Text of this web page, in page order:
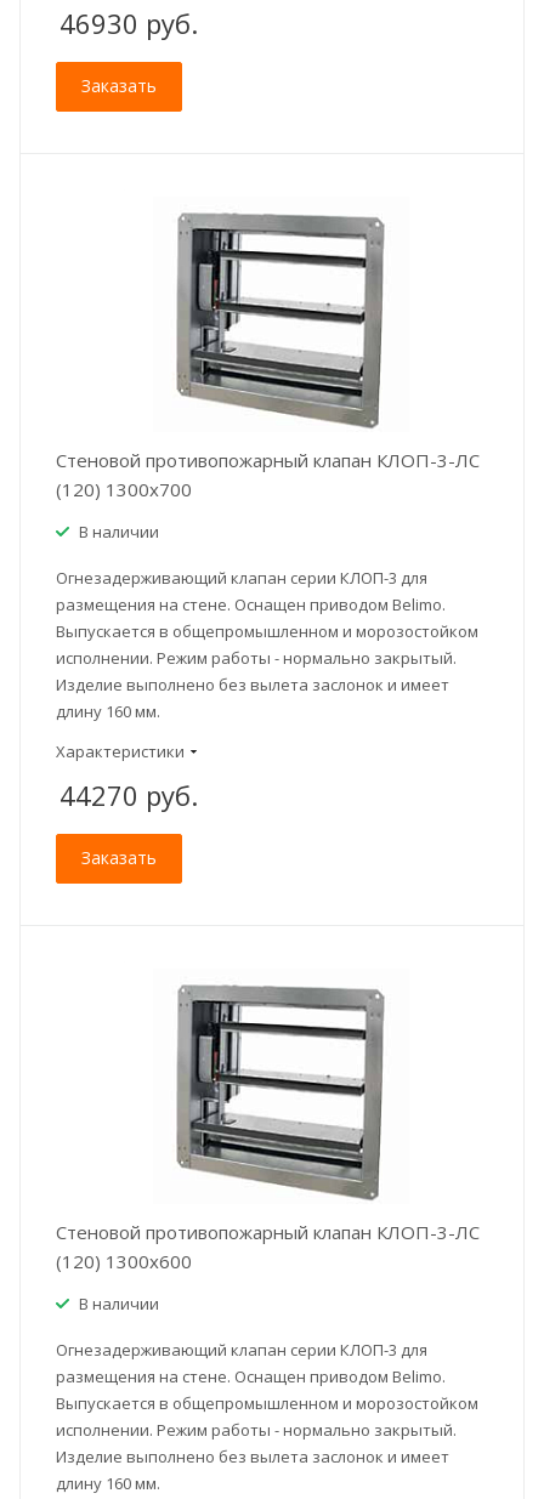
46930 руб.
Заказать
Стеновой противопожарный клапан КЛОП-3-ЛС
(120) 1300x700
В наличии
Огнезадерживающий клапан серии КЛОП-3 для
размещения на стене. Оснащен приводом Belimo.
Выпускается в общепромышленном и морозостойком
исполнении. Режим работы - нормально закрытый.
Изделие выполнено без вылета заслонок и имеет
длину 160 мм.
Характеристики
44270 руб.
Заказать
Стеновой противопожарный клапан КЛОП-3-ЛС
(120) 1300x600
В наличии
Огнезадерживающий клапан серии КЛОП-3 для
размещения на стене. Оснащен приводом Belimo.
Выпускается в общепромышленном и морозостойком
исполнении. Режим работы - нормально закрытый.
Изделие выполнено без вылета заслонок и имеет
длину 160 мм.